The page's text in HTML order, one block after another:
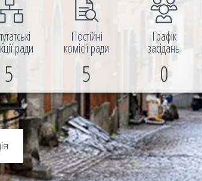
ради
5
Постійні
комісії ради
5
Графік
засідань
0